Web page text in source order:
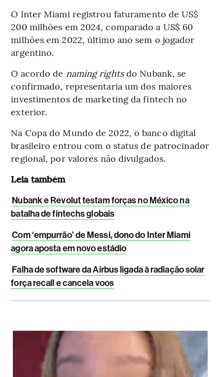
O Inter Miami registrou faturamento de US$
200 milhões em 2024, comparado a US$ 60
milhões em 2022, último ano sem o jogador
argentino.
O acordo de naming rightsdo Nubank, se
confirmado, representaria um dos maiores
investimentos de marketing da fintech no
exterior.
Na Copa do Mundo de 2022, o banco digital
brasileiro entrou com o status de patrocinador
regional, por valores não divulgados.
Leia também
Nubank e Revolut testam forças no México na
batalha de fintechs globais
Com ‘empurrão’ de Messi, dono do Inter Miami
agora aposta em novo estádio
Falha de software da Airbus ligada à radiação solar
força recall e cancela voos